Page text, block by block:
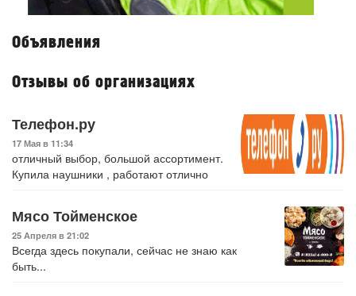
Объявления
Отзывы об организациях
Телефон.ру
17 Мая в 11:34
отличный выбор, большой ассортимент.
Купила наушники , работают отлично
Мясо Тойменское
25 Апреля в 21:02
Всегда здесь покупали, сейчас не знаю как
быть...